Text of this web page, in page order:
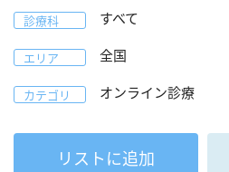
診療科 すべて
エリア 全国
カテゴリ オンライン診療
リストに追加